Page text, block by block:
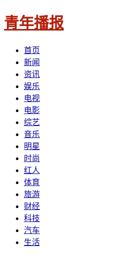
青年播报
首页
新闻
资讯
娱乐
电视
电影
综艺
音乐
明星
时尚
红人
体育
旅游
财经
科技
汽车
生活